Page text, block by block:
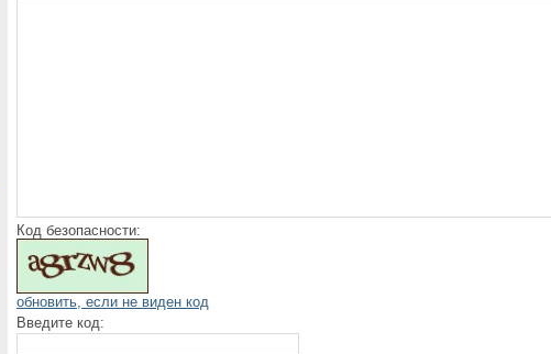
Код безопасности:
обновить, если не виден код
Введите код: